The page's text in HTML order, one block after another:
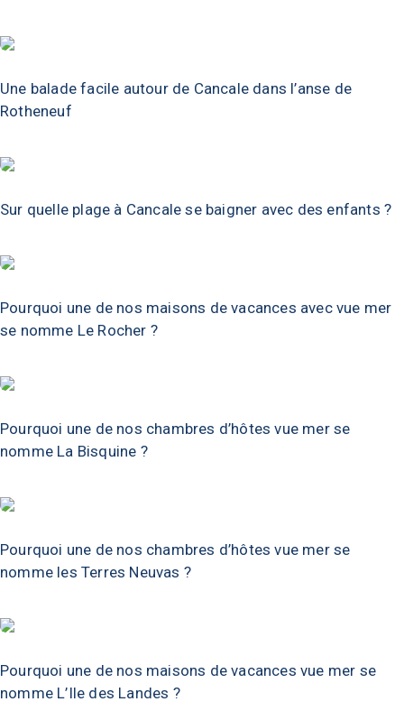
Une balade facile autour de Cancale dans l’anse de
Rotheneuf
Sur quelle plage à Cancale se baigner avec des enfants ?
Pourquoi une de nos maisons de vacances avec vue mer
se nomme Le Rocher ?
Pourquoi une de nos chambres d’hôtes vue mer se
nomme La Bisquine ?
Pourquoi une de nos chambres d’hôtes vue mer se
nomme les Terres Neuvas ?
Pourquoi une de nos maisons de vacances vue mer se
nomme L’Ile des Landes ?